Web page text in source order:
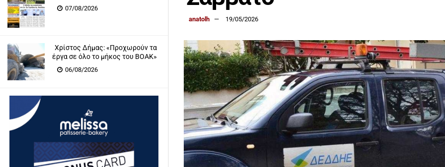
07/08/2026
Χρίστος Δήμας: «Προχωρούν τα
έργα σε όλο το μήκος του ΒΟΑΚ»
06/08/2026
anatolh 19/05/2026